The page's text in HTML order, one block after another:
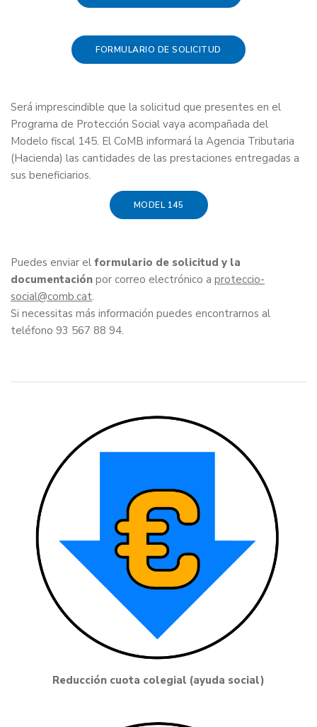
FORMULARIO DE SOLICITUD
Será imprescindible que la solicitud que presentes en el
Programa de Protección Social vaya acompañada del
Modelo fiscal 145. El CoMB informará la Agencia Tributaria
(Hacienda) las cantidades de las prestaciones entregadas a
sus beneficiarios.
MODEL 145
Puedes enviar el formulario de solicitud y la
documentación por correo electrónico a proteccio-
social
.
Si necessitas más información puedes encontrarnos al
teléfono 93 567 88 94.
Reducción cuota colegial (ayuda social)